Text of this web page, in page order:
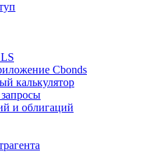
дневный
базу данных
Cbonds
калькулятор